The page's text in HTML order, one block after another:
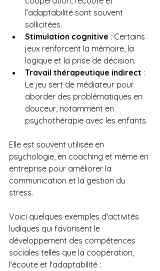
l’adaptabilité sont souvent
sollicitées.
Stimulation cognitive : Certains
jeux renforcent la mémoire, la
logique et la prise de décision.
Travail thérapeutique indirect :
Le jeu sert de médiateur pour
aborder des problématiques en
douceur, notamment en
psychothérapie avec les enfants.
Elle est souvent utilisée en
psychologie, en coaching et même en
entreprise pour améliorer la
communication et la gestion du
stress.
Voici quelques exemples d'activités
ludiques qui favorisent le
développement des compétences
sociales telles que la coopération,
l'écoute et l'adaptabilité :